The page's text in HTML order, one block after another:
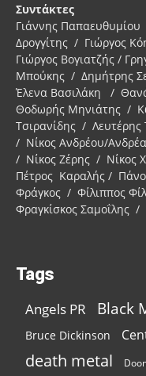
Συντάκτες
Γιάννης
Δρογγίτης / Γιώργος
Γιώργος Βογιατζής /
Μπούκης / Δημήτρης
Έλενα Βασιλάκη /
Θοδωρής Μηνιάτης /
Τσιρανίδης /
/ Νίκος Ανδρέου/
/ Νίκος Ζέρης / Νίκος
Πέτρος Καραλής /
Φράγκος / Φίλιππος
Φραγκίσκος
Tags
Angels PR Black
Bruce Dickinson
death metal